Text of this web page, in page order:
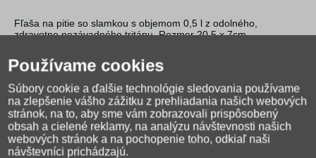
Fľaša na pitie so slamkou s objemom 0,5 l z odolného,
zdravotne nezávadného tritánu. Rozmer 20,5 x 7cm.
Používame cookies
Súbory cookie a ďalšie technológie sledovania používame
na zlepšenie vášho zážitku z prehliadania našich webových
stránok, na to, aby sme vám zobrazovali prispôsobený
obsah a cielené reklamy, na analýzu návštevnosti našich
webových stránok a na pochopenie toho, odkiaľ naši
návštevníci prichádzajú.